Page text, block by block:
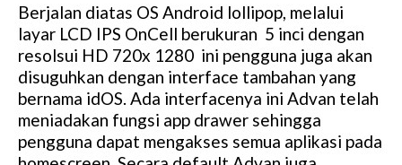
Berjalan diatas OS Android lollipop, melalui
layar LCD IPS OnCell berukuran 5 inci dengan
resolsui HD 720x 1280 ini pengguna juga akan
disuguhkan dengan interface tambahan yang
bernama idOS. Ada interfacenya ini Advan telah
meniadakan fungsi app drawer sehingga
pengguna dapat mengakses semua aplikasi pada